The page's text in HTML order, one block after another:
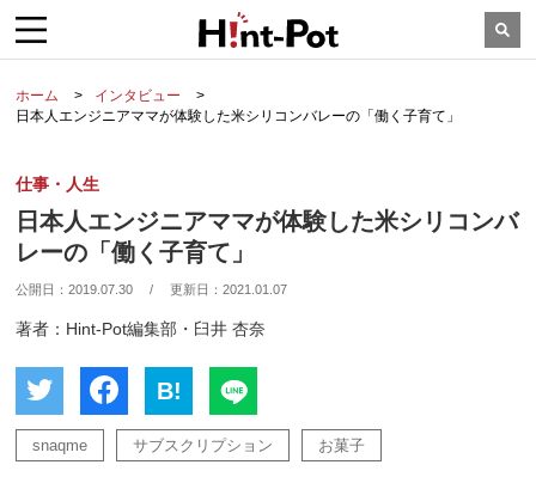
ホーム
インタビュー
日本人エンジニアママが体験した米シリコンバレーの「働く子育て」
仕事・人生
日本人エンジニアママが体験した米シリコンバ
レーの「働く子育て」
公開日：2019.07.30 / 更新日：2021.01.07
著者：Hint-Pot編集部・臼井 杏奈
B!
snaqme サブスクリプション お菓子